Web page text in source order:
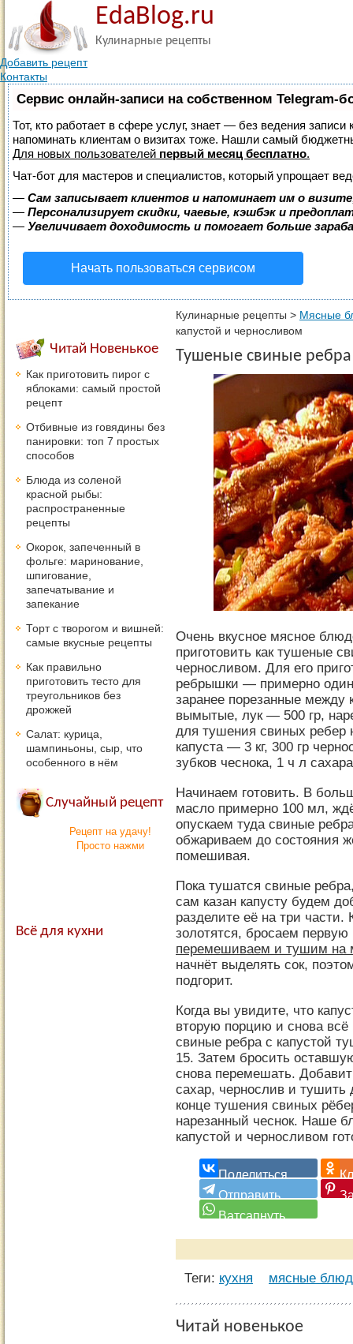
EdaBlog.ru
Кулинарные рецепты
Добавить рецепт
Контакты
Сервис онлайн-записи на собственном Telegram-
Тот, кто работает в сфере услуг, знает — без ведения
напоминать клиентам о визитах тоже. Нашли самый
Для новых пользователей первый месяц бесплатно.
Чат-бот для мастеров и специалистов, который упрощает
— Сам записывает клиентов и напоминает им о
— Персонализирует скидки, чаевые, кэшбэк и
— Увеличивает доходимость и помогает больше
Начать пользоваться сервисом
Кулинарные рецепты > Мясные
капустой и черносливом
Тушеные свиные ребра
Очень вкусное мясное
приготовить как тушеные
черносливом. Для его
ребрышки — примерно
заранее порезанные между
вымытые, лук — 500 гр,
для тушения свиных ребер
капуста — 3 кг, 300 гр
зубков чеснока, 1 ч л
Начинаем готовить. В
масло примерно 100 мл,
опускаем туда свиные
обжариваем до состояния
помешивая.
Пока тушатся свиные
сам казан капусту будем
разделите её на три части.
золотятся, бросаем
перемешиваем и тушим на
начнёт выделять сок,
подгорит.
Когда вы увидите, что
вторую порцию и снова
свиные ребра с капустой
15. Затем бросить
снова перемешать.
сахар, чернослив и тушить
конце тушения свиных
нарезанный чеснок. Наше
капустой и черносливом
Теги: кухня мясные
Читай новенькое
Читай Новенькое
Как приготовить пирог с
яблоками: самый простой
рецепт
Отбивные из говядины без
панировки: топ 7 простых
способов
Блюда из соленой
красной рыбы:
распространенные
рецепты
Окорок, запеченный в
фольге: маринование,
шпигование,
запечатывание и
запекание
Торт с творогом и вишней:
самые вкусные рецепты
Как правильно
приготовить тесто для
треугольников без
дрожжей
Салат: курица,
шампиньоны, сыр, что
особенного в нём
Случайный рецепт
Рецепт на удачу!
Просто нажми
Всё для кухни